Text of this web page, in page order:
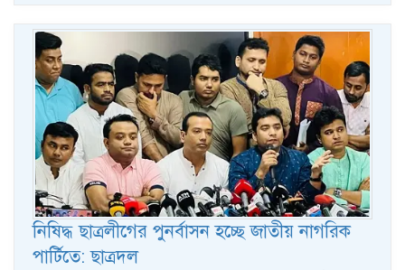
নিষিদ্ধ ছাত্রলীগের পুনর্বাসন হচ্ছে জাতীয় নাগরিক
পার্টিতে: ছাত্রদল